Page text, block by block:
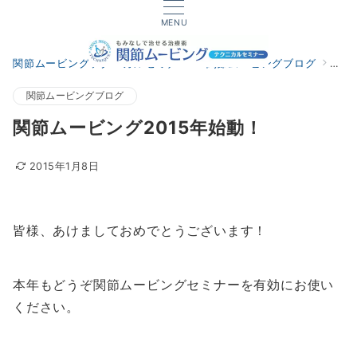
MENU
関節ムービングテクニカルセミナー 関節ムービングブログ 関
関節ムービングブログ
関節ムービング2015年始動！
2015年1月8日
皆様、あけましておめでとうございます！
本年もどうぞ関節ムービングセミナーを有効にお使い
ください。